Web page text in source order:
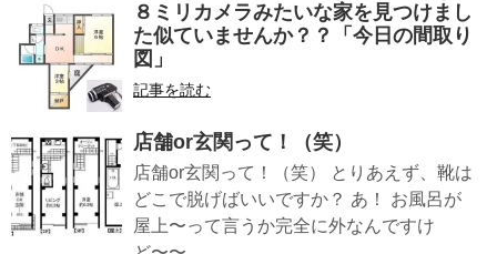
８ミリカメラみたいな家を見つけまし
た︎似ていませんか？？「今日の間取り
図」
記事を読む
店舗or玄関って！（笑）
店舗or玄関って！（笑） とりあえず、靴は
どこで脱げばいいですか？ あ！ お風呂が
屋上〜って言うか完全に外なんですけ